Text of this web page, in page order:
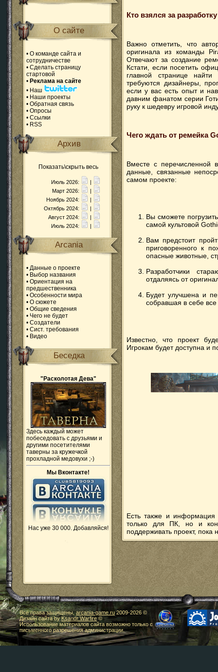
О сайте
• О команде сайта и
сотрудничестве
• Сделать страницу
стартовой
• Реклама на сайте
• Наш
• Наши проекты
• Обратная связь
• Опросы
• Ссылки
• RSS
Архив
Показать\скрыть весь
Июль 2026:
|
Март 2026:
|
Ноябрь 2024:
|
Октябрь 2024:
|
Август 2024:
|
Июль 2024:
|
Arcania
• Данные о проекте
• Выбор названия
• Ориентация на
предшественника
• Особенности мира
• О сюжете
• Общие сведения
• Чего не будет
• Создатели
• Сист. требования
• Видео
Беседка
"Расколотая Дева"
Здесь каждый может
побеседовать с друзьями и
другими посетителями
таверны за кружечкой
прохладной медовухи ;-)
Мы Вконтакте!
Нас уже 30 000. Добавляйся!
Кто взялся за разработку
Важно отметить, что
оригинала из команды
Отвечают за создание
Кстати, если посетить
главной странице
требуются дизайнеры,
если у вас есть опыт и
давним фанатом серии
руку к шедевру игровой
Чего ждать от ремейка
Вместе с перечисленной
данные, связанные
самом проекте:
Вы сможете
самой культовой
Вам предстоит
приговоренного к
опасные животные,
Разработчики
отдаляясь от
Будет улучшена и
собравшая в себе
Известно, что проект
Игрокам будет доступна и
Есть также и
только для ПК, но и
поддерживать проект, пока
Все права защищены,arcania-game.ru2009-2026 ©
Дизайн сайта byKsandr Warfire©
Использование материалов сайта возможно только с
письменного разрешения администрации.